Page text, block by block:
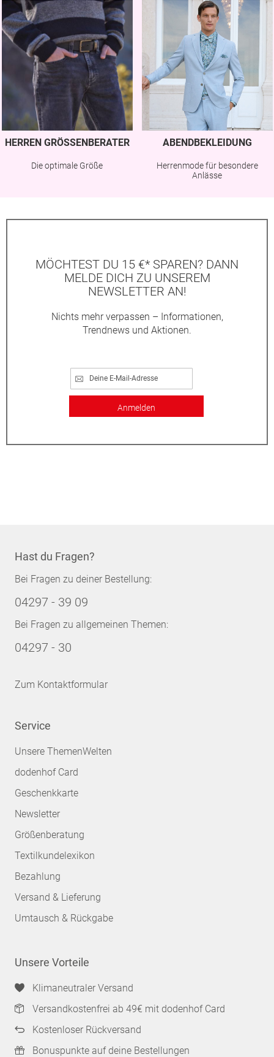
HERREN GRÖSSENBERATER
Die optimale Größe
ABENDBEKLEIDUNG
Herrenmode für besondere
Anlässe
MÖCHTEST DU 15 €* SPAREN? DANN
MELDE DICH ZU UNSEREM
NEWSLETTER AN!
Nichts mehr verpassen – Informationen,
Trendnews und Aktionen.
Anmelden
Hast du Fragen?
Bei Fragen zu deiner Bestellung:
04297 - 39 09
Bei Fragen zu allgemeinen Themen:
04297 - 30
Zum Kontaktformular
Service
Unsere ThemenWelten
dodenhof Card
Geschenkkarte
Newsletter
Größenberatung
Textilkundelexikon
Bezahlung
Versand & Lieferung
Umtausch & Rückgabe
Unsere Vorteile
Klimaneutraler Versand
Versandkostenfrei ab 49€ mit dodenhof Card
Kostenloser Rückversand
Bonuspunkte auf deine Bestellungen